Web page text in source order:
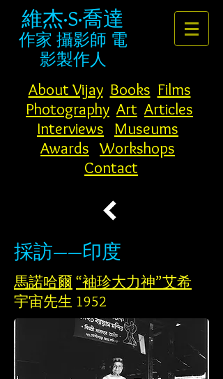
維杰·S·喬達
作家 攝影師 電
影製作人
About Vijay Books Films
Photography Art Articles
Interviews
Museums
Awards Workshops
Contact
採訪——印度
馬諾哈爾 “袖珍大力神”艾希
宇宙先生 1952